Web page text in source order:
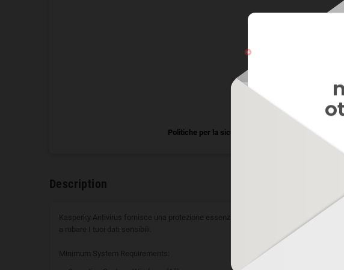
Politiche per la sicurezza
Description
Kasperky Antivirus fornisce una protezione essenziale contro tutti i tipi di malware
a rubare I tuoi dati sensibili.
Minimum System Requirements: